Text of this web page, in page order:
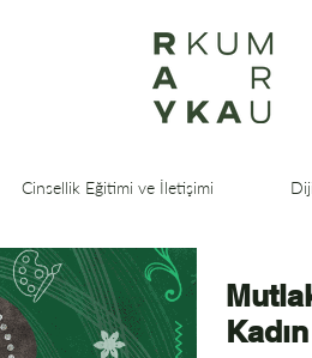
Cinsellik Eğitimi ve İletişimi